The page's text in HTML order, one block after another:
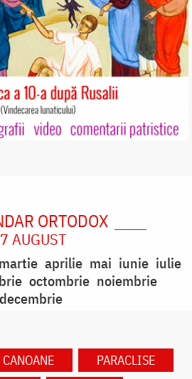
ORTODOX
7 AUGUST
martie aprilie mai iunie iulie
octombrie noiembrie
decembrie
CANOANE
PARACLISE